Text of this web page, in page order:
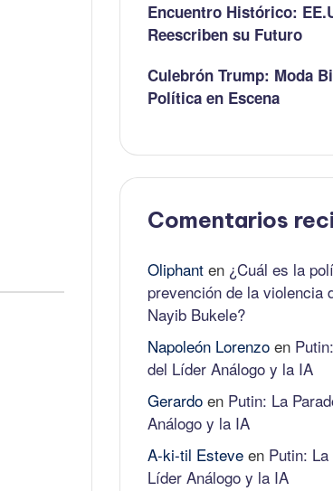
Encuentro Histórico:
Reescriben su Futuro
Culebrón Trump: Moda
Política en Escena
Comentarios
Oliphant en ¿Cuál es la
prevención de la violencia
Nayib Bukele?
Napoleón Lorenzoen
del Líder Análogo y la IA
Gerardo en Putin: La
Análogo y la IA
A-ki-til Esteveen Putin:
Líder Análogo y la IA